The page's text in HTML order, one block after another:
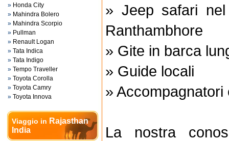
» Honda City
» Mahindra Bolero
» Mahindra Scorpio
» Pullman
» Renault Logan
» Tata Indica
» Tata Indigo
» Tempo Traveller
» Toyota Corolla
» Toyota Camry
» Toyota Innova
Viaggio in Rajasthan
India
» Jeep safari
Ranthambhore
» Gite in barca
» Guide locali
»
La nostra